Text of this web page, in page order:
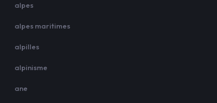
alpes
alpes maritimes
alpilles
alpinisme
ane